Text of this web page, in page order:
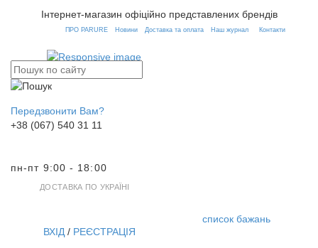
Інтернет-магазин офіційно представлених брендів
ПРО PARURE Новини Доставка та оплата Наш журнал Контакти
Передзвонити Вам?
+38 (067) 540 31 11
пн-пт 9:00 - 18:00
ДОСТАВКА ПО УКРАЇНІ
список бажань
ВХІД / РЕЄСТРАЦІЯ